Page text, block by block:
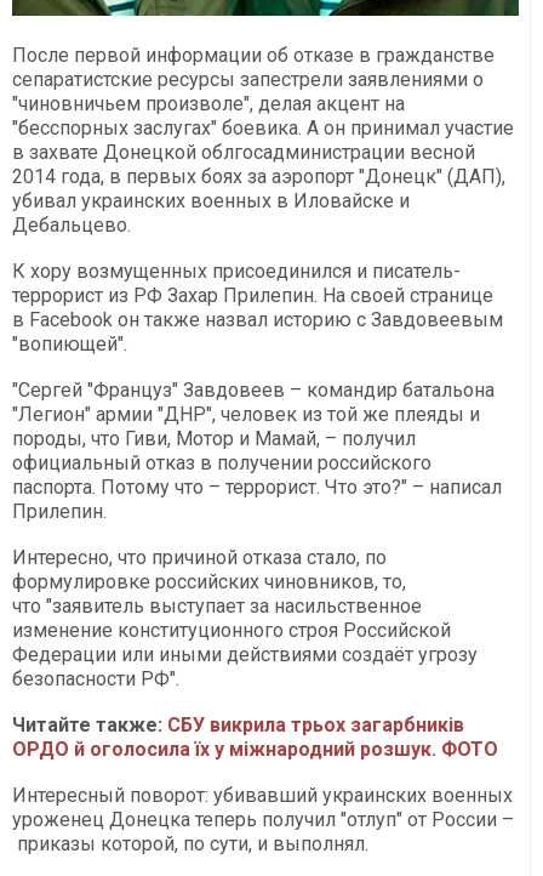
После первой информации об отказе в гражданстве
сепаратистские ресурсы запестрели заявлениями о
"чиновничьем произволе", делая акцент на
"бесспорных заслугах" боевика. А он принимал участие
в захвате Донецкой облгосадминистрации весной
2014 года, в первых боях за аэропорт "Донецк" (ДАП),
убивал украинских военных в Иловайске и
Дебальцево.
К хору возмущенных присоединился и писатель-
террорист из РФ Захар Прилепин. На своей странице
в Facebook он также назвал историю с Завдовеевым
"вопиющей".
"Сергей "Француз" Завдовеев – командир батальона
"Легион" армии "ДНР", человек из той же плеяды и
породы, что Гиви, Мотор и Мамай, – получил
официальный отказ в получении российского
паспорта. Потому что – террорист. Что это?" – написал
Прилепин.
Интересно, что причиной отказа стало, по
формулировке российских чиновников, то,
что "заявитель выступает за насильственное
изменение конституционного строя Российской
Федерации или иными действиями создаёт угрозу
безопасности РФ".
Читайте также: СБУ викрила трьох загарбників
ОРДО й оголосила їх у міжнародний розшук. ФОТО
Интересный поворот: убивавший украинских военных
уроженец Донецка теперь получил "отлуп" от России –
приказы которой, по сути, и выполнял.